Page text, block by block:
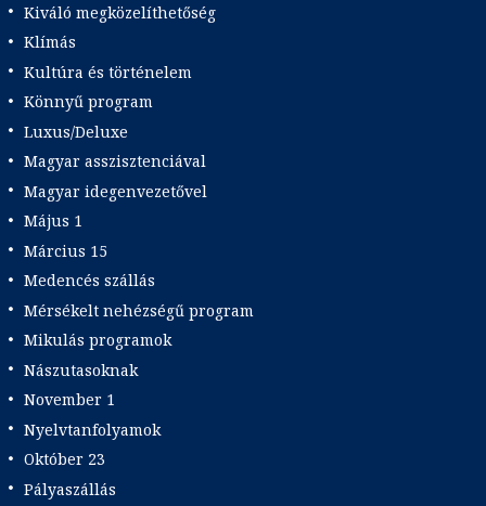
Kiváló megközelíthetőség
Klímás
Kultúra és történelem
Könnyű program
Luxus/Deluxe
Magyar asszisztenciával
Magyar idegenvezetővel
Május 1
Március 15
Medencés szállás
Mérsékelt nehézségű program
Mikulás programok
Nászutasoknak
November 1
Nyelvtanfolyamok
Október 23
Pályaszállás